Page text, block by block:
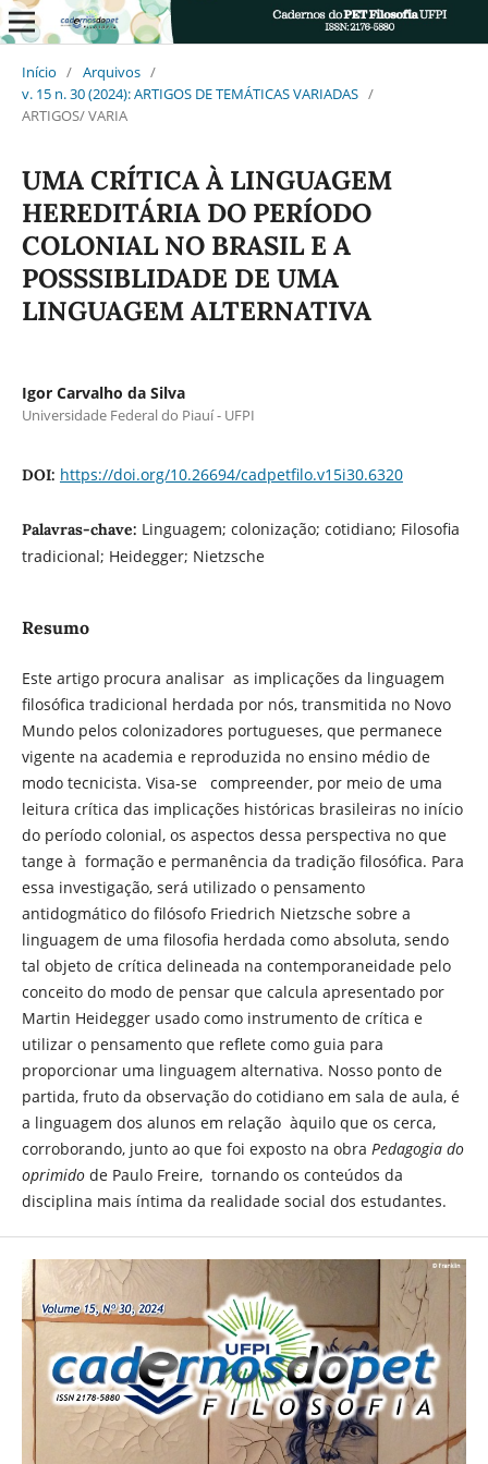
Início / Arquivos /
v. 15 n. 30 (2024): ARTIGOS DE TEMÁTICAS VARIADAS /
ARTIGOS/ VARIA
UMA CRÍTICA À LINGUAGEM
HEREDITÁRIA DO PERÍODO
COLONIAL NO BRASIL E A
POSSSIBLIDADE DE UMA
LINGUAGEM ALTERNATIVA
Igor Carvalho da Silva
Universidade Federal do Piauí - UFPI
DOI: https://doi.org/10.26694/cadpetfilo.v15i30.6320
Palavras-chave: Linguagem; colonização; cotidiano; Filosofia
tradicional; Heidegger; Nietzsche
Resumo
Este artigo procura analisar as implicações da linguagem
filosófica tradicional herdada por nós, transmitida no Novo
Mundo pelos colonizadores portugueses, que permanece
vigente na academia e reproduzida no ensino médio de
modo tecnicista. Visa-se compreender, por meio de uma
leitura crítica das implicações históricas brasileiras no início
do período colonial, os aspectos dessa perspectiva no que
tange à formação e permanência da tradição filosófica. Para
essa investigação, será utilizado o pensamento
antidogmático do filósofo Friedrich Nietzsche sobre a
linguagem de uma filosofia herdada como absoluta, sendo
tal objeto de crítica delineada na contemporaneidade pelo
conceito do modo de pensar que calcula apresentado por
Martin Heidegger usado como instrumento de crítica e
utilizar o pensamento que reflete como guia para
proporcionar uma linguagem alternativa. Nosso ponto de
partida, fruto da observação do cotidiano em sala de aula, é
a linguagem dos alunos em relação àquilo que os cerca,
corroborando, junto ao que foi exposto na obra Pedagogia do
oprimidode Paulo Freire, tornando os conteúdos da
disciplina mais íntima da realidade social dos estudantes.